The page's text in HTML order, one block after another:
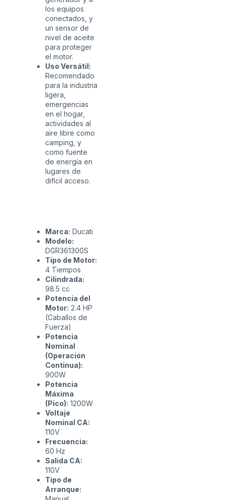
los equipos
conectados, y
un sensor de
nivel de aceite
para proteger
el motor.
Uso Versátil:
Recomendado
para la industria
ligera,
emergencias
en el hogar,
actividades al
aire libre como
camping, y
como fuente
de energía en
lugares de
difícil acceso.
Marca: Ducati
Modelo:
DGR361300S
Tipo de Motor:
4 Tiempos
Cilindrada:
98.5 cc
Potencia del
Motor: 2.4 HP
(Caballos de
Fuerza)
Potencia
Nominal
(Operación
Continua):
900W
Potencia
Máxima
(Pico): 1200W
Voltaje
Nominal CA:
110V
Frecuencia:
60 Hz
Salida CA:
110V
Tipo de
Arranque: